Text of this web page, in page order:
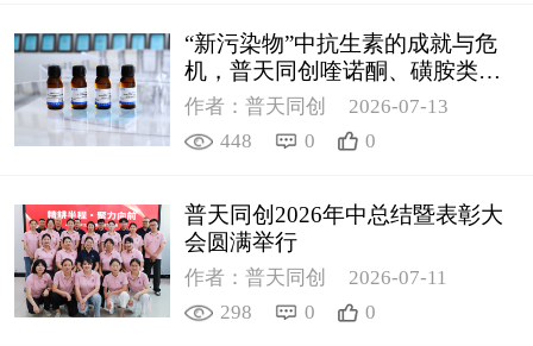
“新污染物”中抗生素的成就与危
机，普天同创喹诺酮、磺胺类质
控新品筑牢环境安全防线
作者：普天同创
2026-07-13
448
0 0
普天同创2026年中总结暨表彰大
会圆满举行
作者：普天同创
2026-07-11
298
0 0